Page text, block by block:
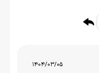
1404/03/05